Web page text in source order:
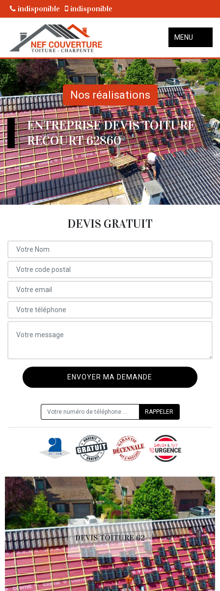
indisponible indisponible
MENU
Nos réalisations
ENTREPRISE DEVIS TOITURE
RECOURT 62860
DEVIS GRATUIT
DEVIS TOITURE 62